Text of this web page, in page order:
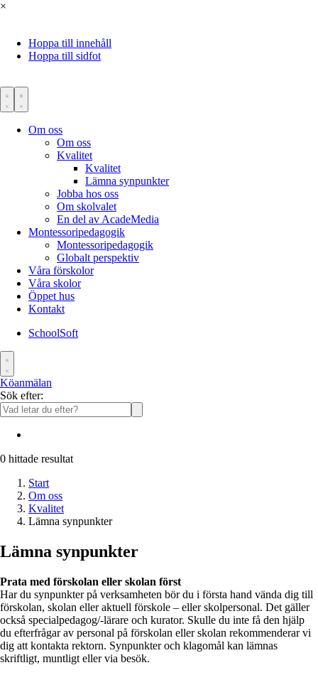
×
Hoppa till innehåll
Hoppa till sidfot
Om oss
Om oss
Kvalitet
Kvalitet
Lämna synpunkter
Jobba hos oss
Om skolvalet
En del av AcadeMedia
Montessoripedagogik
Montessoripedagogik
Globalt perspektiv
Våra förskolor
Våra skolor
Öppet hus
Kontakt
SchoolSoft
Köanmälan
Sök efter:
0 hittade resultat
Start
Om oss
Kvalitet
Lämna synpunkter
Lämna synpunkter
Prata med förskolan eller skolan först
Har du synpunkter på verksamheten bör du i första hand vända dig till
förskolan, skolan eller aktuell förskole – eller skolpersonal. Det gäller
också specialpedagog/-lärare och kurator. Skulle du inte få den hjälp
du efterfrågar av personal på förskolan eller skolan rekommenderar vi
dig att kontakta rektorn. Synpunkter och klagomål kan lämnas
skriftligt, muntligt eller via besök.